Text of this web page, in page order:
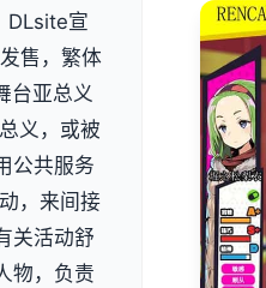
DLsite宣
售，繁体
台亚总义
义，或被
公共服务
，来间接
关活动舒
物，负责